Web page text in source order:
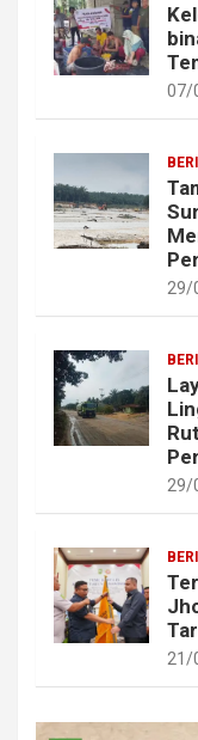
07/
29/
29/
21/